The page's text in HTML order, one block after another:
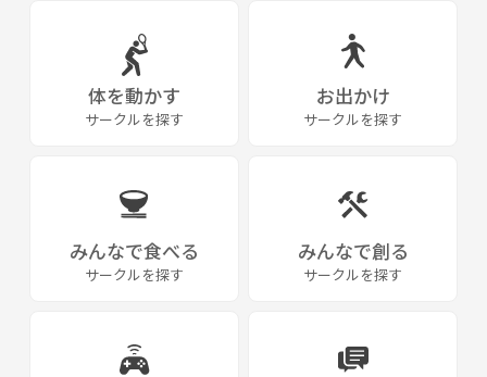
https://www.youtube.com/channel/UC-1p5ElEcj49J9
体を動かす
サークルを探す
お出かけ
サークルを探す
みんなで食べる
サークルを探す
みんなで創る
サークルを探す